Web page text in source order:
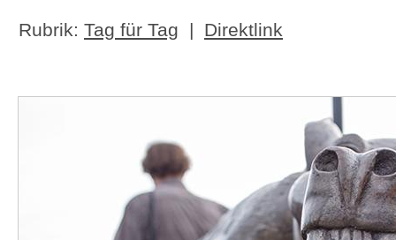
Rubrik: Tag für Tag | Direktlink